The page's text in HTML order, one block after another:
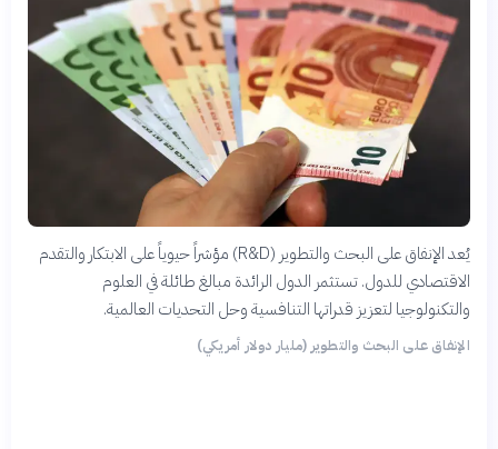
يُعد الإنفاق على البحث والتطوير (R&D) مؤشراً حيوياً على الابتكار والتقدم
الاقتصادي للدول. تستثمر الدول الرائدة مبالغ طائلة في العلوم
والتكنولوجيا لتعزيز قدراتها التنافسية وحل التحديات العالمية.
الإنفاق على البحث والتطوير (مليار دولار أمريكي)